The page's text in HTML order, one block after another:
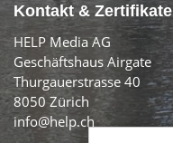
Kontakt & Zertifikate
HELP Media AG
Geschäftshaus Airgate
Thurgauerstrasse 40
8050 Zürich
info@help.ch